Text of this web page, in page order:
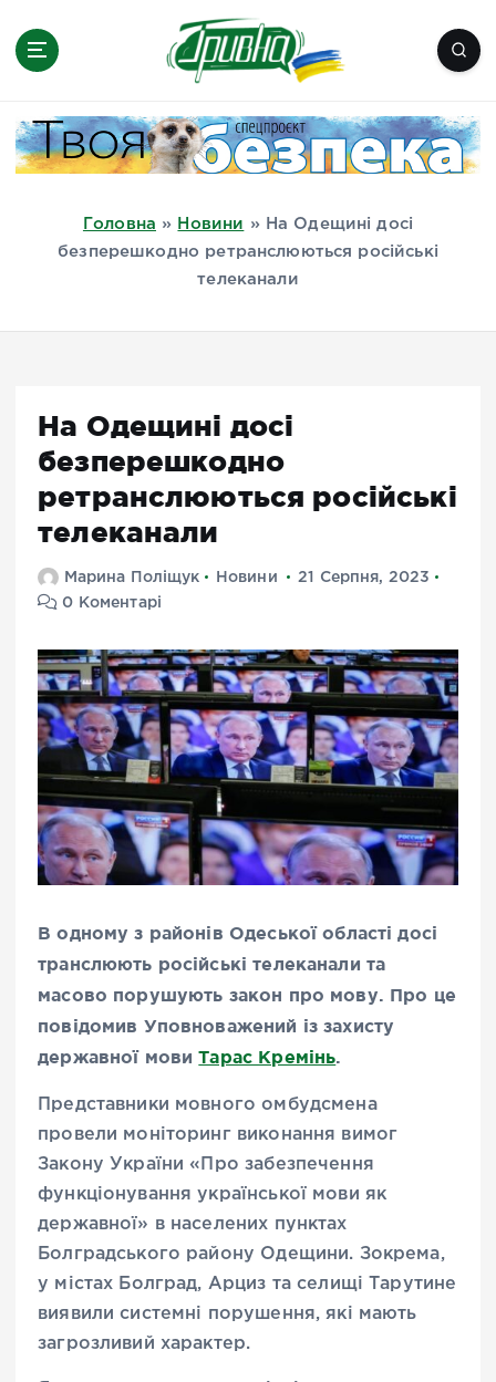
Миколаїв, Одеса, Мелітополь
Головна » Новини »
На Одещині досі
безперешкодно ретранслюються російські
телеканали
На Одещині досі
безперешкодно
ретранслюються російські
телеканали
Марина Поліщук Новини
21 Серпня, 2023
0 Коментарі
В одному з районів Одеської області досі
транслюють російські телеканали та
масово порушують закон про мову. Про це
повідомив Уповноважений із захисту
державної мовиТарас Кремінь.
Представники мовного омбудсмена
провели моніторинг виконання вимог
Закону України «Про забезпечення
функціонування української мови як
державної» в населених пунктах
Болградського району Одещини. Зокрема,
у містах Болград, Арциз та селищі Тарутине
виявили системні порушення, які мають
загрозливий характер.